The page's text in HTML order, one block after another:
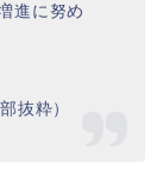
進に努め
抜粋）